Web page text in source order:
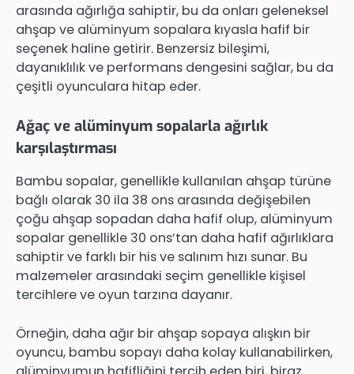
arasında ağırlığa sahiptir, bu da onları geleneksel
ahşap ve alüminyum sopalara kıyasla hafif bir
seçenek haline getirir. Benzersiz bileşimi,
dayanıklılık ve performans dengesini sağlar, bu da
çeşitli oyunculara hitap eder.
Ağaç ve alüminyum sopalarla ağırlık
karşılaştırması
Bambu sopalar, genellikle kullanılan ahşap türüne
bağlı olarak 30 ila 38 ons arasında değişebilen
çoğu ahşap sopadan daha hafif olup, alüminyum
sopalar genellikle 30 ons’tan daha hafif ağırlıklara
sahiptir ve farklı bir his ve salınım hızı sunar. Bu
malzemeler arasındaki seçim genellikle kişisel
tercihlere ve oyun tarzına dayanır.
Örneğin, daha ağır bir ahşap sopaya alışkın bir
oyuncu, bambu sopayı daha kolay kullanabilirken,